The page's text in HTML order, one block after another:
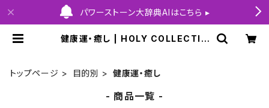
パワーストーン大辞典AIはこちら ▸
健康運・癒し | HOLY COLLECTIO
トップページ 目的別 健康運・癒し
- 商品一覧 -